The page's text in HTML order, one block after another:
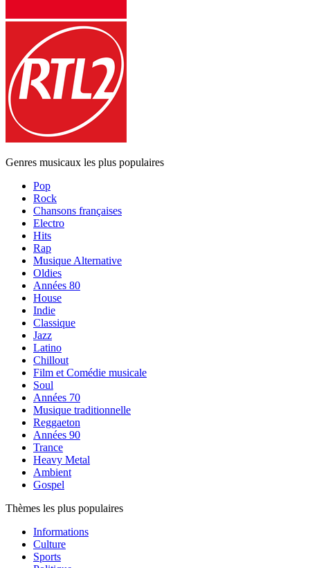
Genres musicaux les plus populaires
Pop
Rock
Chansons françaises
Electro
Hits
Rap
Musique Alternative
Oldies
Années 80
House
Indie
Classique
Jazz
Latino
Chillout
Film et Comédie musicale
Soul
Années 70
Musique traditionnelle
Reggaeton
Années 90
Trance
Heavy Metal
Ambient
Gospel
Thèmes les plus populaires
Informations
Culture
Sports